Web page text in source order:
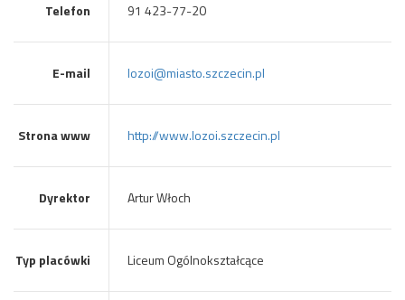
Telefon 91 423-77-20
E-mail lozoi@miasto.szczecin.pl
Strona www http://www.lozoi.szczecin.pl
Dyrektor Artur Włoch
Typ placówki Liceum Ogólnokształcące